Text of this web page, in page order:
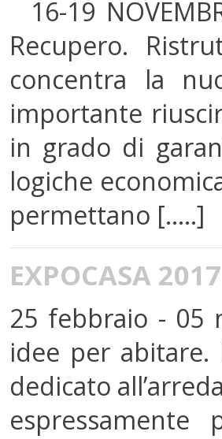
16-19
Recupero.
concentra la
importante
in grado di
logiche
permettano [.....]
EXPOCASA 2017
25 febbraio - 05
idee per
dedicato